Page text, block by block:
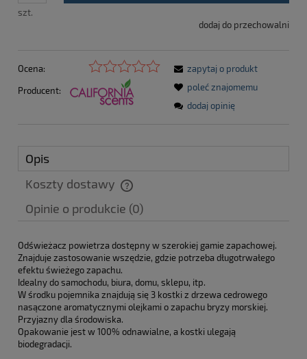
szt.
dodaj do przechowalni
Ocena:
Producent:
zapytaj o produkt
poleć znajomemu
dodaj opinię
Opis
Koszty dostawy
Cena nie zawiera ewentualnych kosztów płatności
Opinie o produkcie (0)
Odświeżacz powietrza dostępny w szerokiej gamie zapachowej.
Znajduje zastosowanie wszędzie, gdzie potrzeba długotrwałego
efektu świeżego zapachu.
Idealny do samochodu, biura, domu, sklepu, itp.
W środku pojemnika znajdują się 3 kostki z drzewa cedrowego
nasączone aromatycznymi olejkami o zapachu bryzy morskiej.
Przyjazny dla środowiska.
Opakowanie jest w 100% odnawialne, a kostki ulegają
biodegradacji.